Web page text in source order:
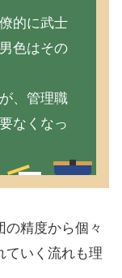
的に武士
色はその
、管理職
なくなっ
精度から個々
ていく流れも理